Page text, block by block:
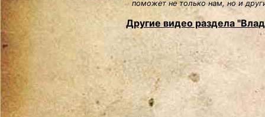
поможет не только нам, но и
Другие видео раздела